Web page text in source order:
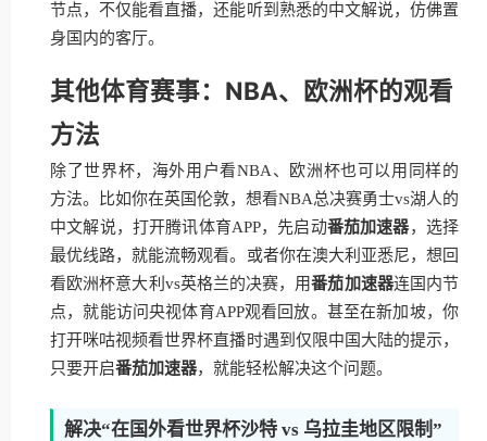
节点，不仅能看直播，还能听到熟悉的中文解说，仿佛置
身国内的客厅。
其他体育赛事：NBA、欧洲杯的观看
方法
除了世界杯，海外用户看NBA、欧洲杯也可以用同样的
方法。比如你在英国伦敦，想看NBA总决赛勇士vs湖人的
中文解说，打开腾讯体育APP，先启动番茄加速器，选择
最优线路，就能流畅观看。或者你在澳大利亚悉尼，想回
看欧洲杯意大利vs英格兰的决赛，用番茄加速器连国内节
点，就能访问央视体育APP观看回放。甚至在新加坡，你
打开咪咕视频看世界杯直播时遇到仅限中国大陆的提示，
只要开启番茄加速器，就能轻松解决这个问题。
解决“在国外看世界杯沙特 vs 乌拉圭地区限制”